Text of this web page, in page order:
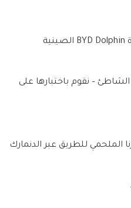
سيارة BYD Dolphin الصينية
– نقوم باختبارها على
الملحمي للطريق عبر الدنمارك